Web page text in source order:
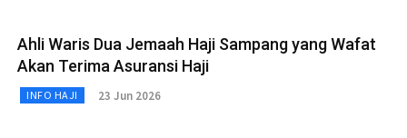
Ahli Waris Dua Jemaah Haji Sampang yang Wafat
Akan Terima Asuransi Haji
INFO HAJI 23 Jun 2026